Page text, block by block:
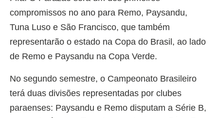
compromissos no ano para Remo, Paysandu,
Tuna Luso e São Francisco, que também
representarão o estado na Copa do Brasil, ao lado
de Remo e Paysandu na Copa Verde.
No segundo semestre, o Campeonato Brasileiro
terá duas divisões representadas por clubes
paraenses: Paysandu e Remo disputam a Série B,